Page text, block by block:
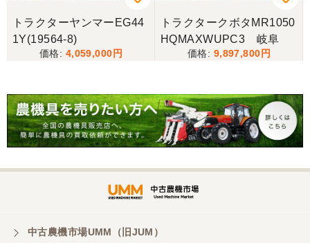
三重県／谷本勝美
こちらの、対応も、よく、大変、満足、です。
三重県／谷本勝美
こちらの、対応、も、よくして、くれました。
対応も、よくしてくれました、有難うございまし
トラクターヤンマーEG44
1Y(19564-8)
4,059,000
トラクタークボタMR1050
HQMAXWUPC3 岐阜
9,897,800
中古農機市場UMM（旧JUM）